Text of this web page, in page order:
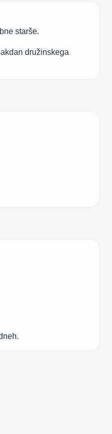
starše.
družinskega